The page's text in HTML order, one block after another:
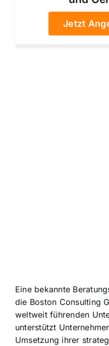
Jetzt
Eine bekannte
die Boston Consulting
weltweit führenden
unterstützt
Umsetzung ihrer